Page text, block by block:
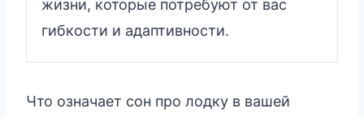
жизни, которые потребуют от вас
гибкости и адаптивности.
Что означает сон про лодку в вашей